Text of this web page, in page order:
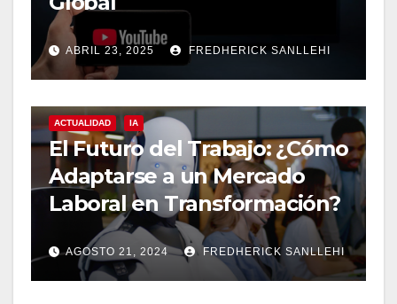
ABRIL 23, 2025 FREDHERICK SANLLEHI
ACTUALIDAD IA
El Futuro del Trabajo: ¿Cómo
Adaptarse a un Mercado
Laboral en Transformación?
AGOSTO 21, 2024 FREDHERICK SANLLEHI